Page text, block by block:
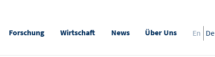
Forschung Wirtschaft News Über Uns En De